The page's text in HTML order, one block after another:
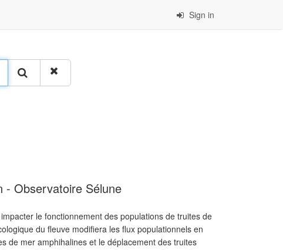
Sign in
- Observatoire Sélune
le fonctionnement des populations de truites de
du fleuve modifiera les flux populationnels en
de mer amphihalines et le déplacement des truites